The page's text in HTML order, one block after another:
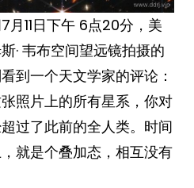
11日下午 6点20分，美
· 韦布空间望远镜拍摄的
到一个天文学家的评论：
照片上的所有星系，你对
过了此前的全人类。时间
就是个叠加态，相互没有